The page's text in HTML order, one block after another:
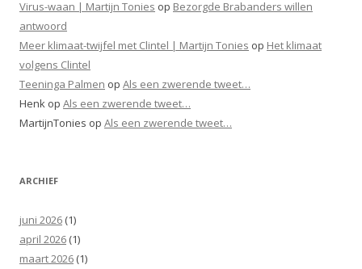
Virus-waan | Martijn Tonies op Bezorgde Brabanders willen
antwoord
Meer klimaat-twijfel met Clintel | Martijn Tonies op Het klimaat
volgens Clintel
Teeninga Palmen op Als een zwerende tweet…
Henk op Als een zwerende tweet…
MartijnTonies op Als een zwerende tweet…
ARCHIEF
juni 2026 (1)
april 2026 (1)
maart 2026 (1)